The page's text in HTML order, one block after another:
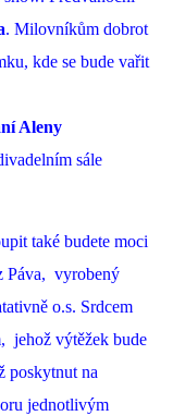
. Milovníkům dobrot
kde se bude vařit
Aleny
sále
také budete moci
Páva, vyrobený
o.s. Srdcem
jehož výtěžek bude
poskytnut na
jednotlivým